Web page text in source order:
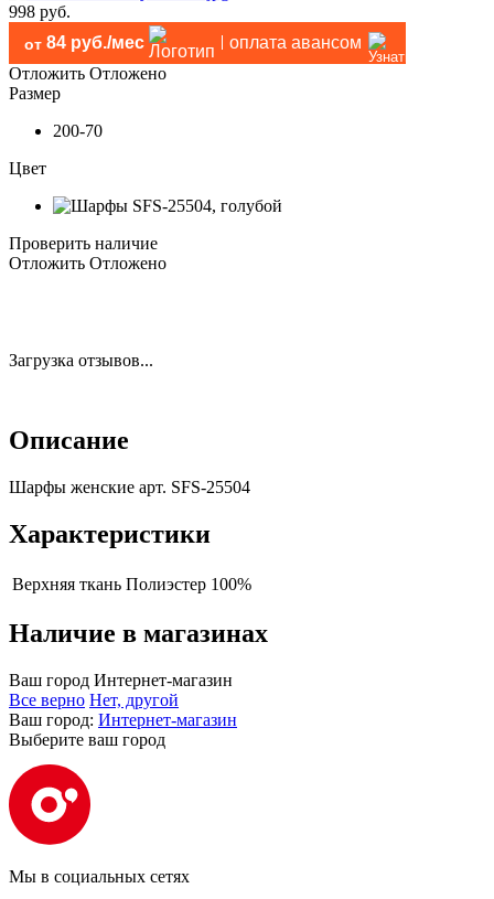
998 руб.
от 84 руб./мес
оплата авансом
Отложить Отложено
Размер
200-70
Цвет
Проверить наличие
Отложить Отложено
Загрузка отзывов...
Описание
Шарфы женские арт. SFS-25504
Характеристики
Верхняя ткань Полиэстер 100%
Наличие в магазинах
Ваш город Интернет-магазин
Все верно Нет, другой
Ваш город: Интернет-магазин
Выберите ваш город
Мы в социальных сетях